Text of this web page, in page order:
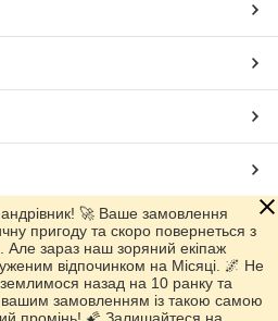
Prom.ua
🚀 Ваше замовлення
пригоду та скоро повернеться з
зараз наш зоряний екіпаж
відпочинком на Місяці. 🌌 Не
назад на 10 ранку та
вашим замовленням із такою самою